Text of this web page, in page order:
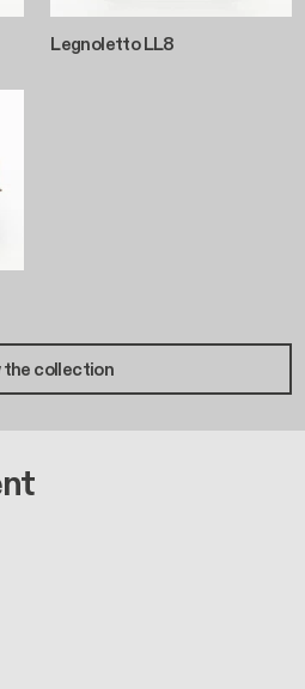
Legnoletto LL8
the collection